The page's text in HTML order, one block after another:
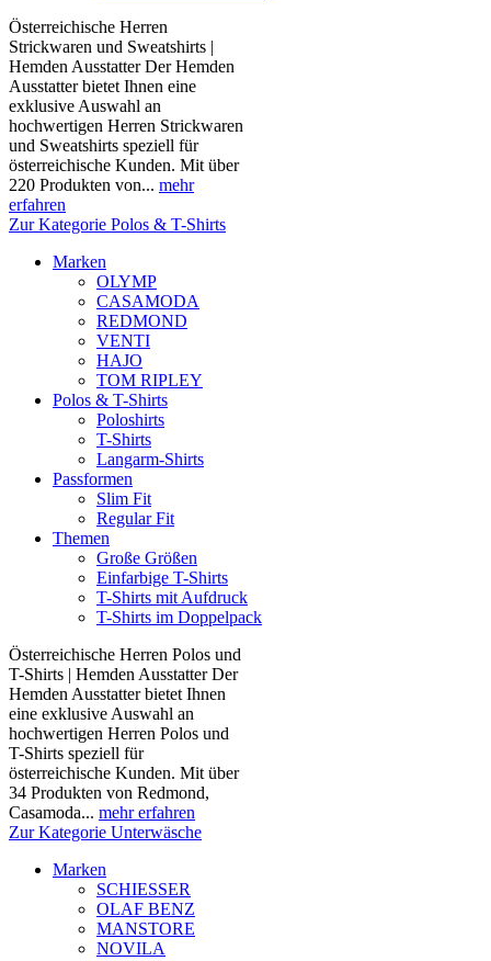
Österreichische Herren
Strickwaren und Sweatshirts |
Hemden Ausstatter Der Hemden
Ausstatter bietet Ihnen eine
exklusive Auswahl an
hochwertigen Herren Strickwaren
und Sweatshirts speziell für
österreichische Kunden. Mit über
220 Produkten von... mehr
erfahren
Zur Kategorie Polos & T-Shirts
Marken
OLYMP
CASAMODA
REDMOND
VENTI
HAJO
TOM RIPLEY
Polos & T-Shirts
Poloshirts
T-Shirts
Langarm-Shirts
Passformen
Slim Fit
Regular Fit
Themen
Große Größen
Einfarbige T-Shirts
T-Shirts mit Aufdruck
T-Shirts im Doppelpack
Österreichische Herren Polos und
T-Shirts | Hemden Ausstatter Der
Hemden Ausstatter bietet Ihnen
eine exklusive Auswahl an
hochwertigen Herren Polos und
T-Shirts speziell für
österreichische Kunden. Mit über
34 Produkten von Redmond,
Casamoda... mehr erfahren
Zur Kategorie Unterwäsche
Marken
SCHIESSER
OLAF BENZ
MANSTORE
NOVILA